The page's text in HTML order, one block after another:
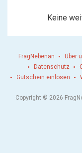
Keine
FragNebenan Über
Datenschutz
Gutschein einlösen
Copyright © 2026